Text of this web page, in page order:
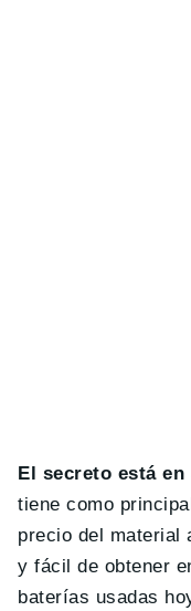
El secreto está
tiene como
precio del material
y fácil de obtener
baterías usadas